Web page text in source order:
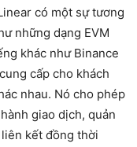
có một sự tương
những dạng EVM
khác như Binance
cấp cho khách
nhau. Nó cho phép
giao dịch, quản
kết đồng thời